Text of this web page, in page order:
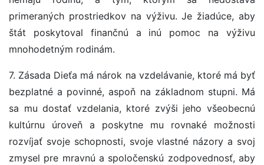
primeraných prostriedkov na výživu. Je žiadúce, aby
štát poskytoval finančnú a inú pomoc na výživu
mnohodetným rodinám.
7. Zásada Dieťa má nárok na vzdelávanie, ktoré má byť
bezplatné a povinné, aspoň na základnom stupni. Má
sa mu dostať vzdelania, ktoré zvýši jeho všeobecnú
kultúrnu úroveň a poskytne mu rovnaké možnosti
rozvíjať svoje schopnosti, svoje vlastné názory a svoj
zmysel pre mravnú a spoločenskú zodpovednosť, aby